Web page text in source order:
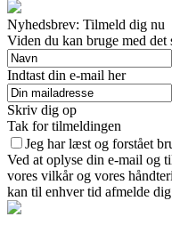
Nyhedsbrev: Tilmeld dig nu
Viden du kan bruge med det
Indtast din e-mail her
Skriv dig op
Tak for tilmeldingen
Jeg har læst og forstået
Ved at oplyse din e-mail og
vores vilkår og vores
kan til enhver tid afmelde